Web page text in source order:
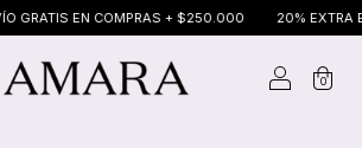
GRATIS EN COMPRAS + $250.000 20% EXTRA
0